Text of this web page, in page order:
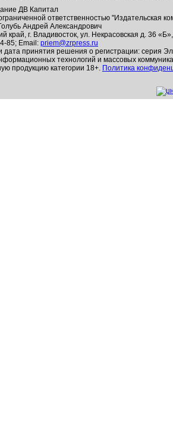
ДВ Капитал
ответственностью "Издательская
Андрей Александрович
край, г. Владивосток, ул. Некрасовская д. 36
85; Email: priem@zrpress.ru
дата принятия решения о регистрации: серия
технологий и массовых
продукцию категории 18+. Политика